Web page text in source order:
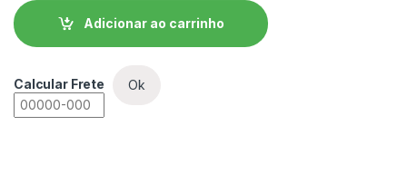
Adicionar ao carrinho
Calcular Frete Ok